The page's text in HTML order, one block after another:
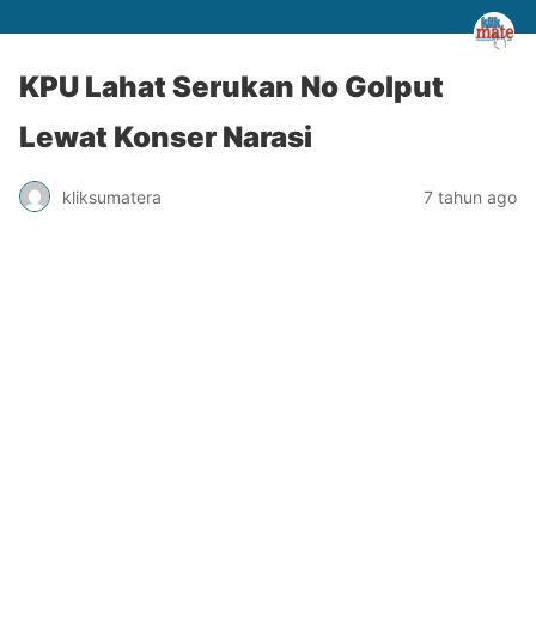
KPU Lahat Serukan No Golput
Lewat Konser Narasi
kliksumatera 7 tahun ago